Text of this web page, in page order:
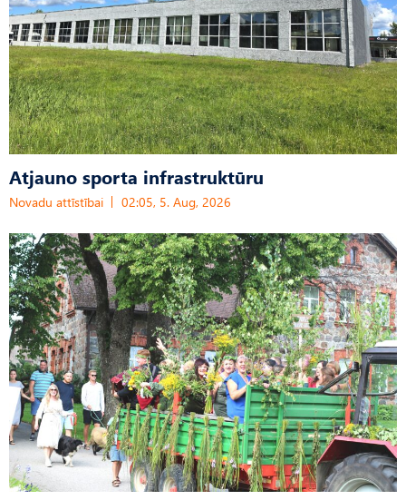
Atjauno sporta infrastruktūru
Novadu attīstībai 02:05, 5. Aug, 2026